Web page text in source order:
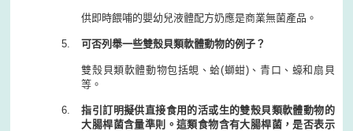
供即時餵哺的嬰幼兒液體配方奶應是商業無菌產品。
可否列舉一些雙殼貝類軟體動物的例子？
雙殼貝類軟體動物包括蜆、蛤(螄蚶)、青口、蠔和扇貝
等。
指引訂明擬供直接食用的活或生的雙殼貝類軟體動物的
大腸桿菌含量準則。這類食物含有大腸桿菌，是否表示